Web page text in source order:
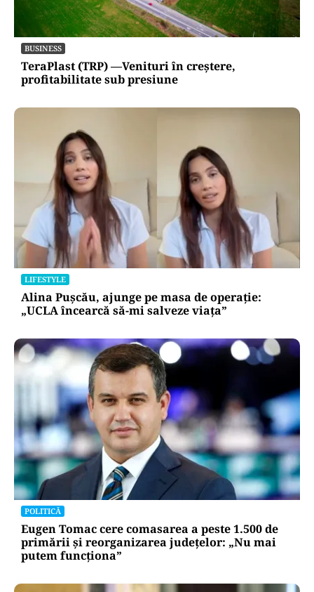
BUSINESS
TeraPlast (TRP) —Venituri în creștere,
profitabilitate sub presiune
LIFESTYLE
Alina Pușcău, ajunge pe masa de operație:
„UCLA încearcă să-mi salveze viața”
POLITICĂ
Eugen Tomac cere comasarea a peste 1.500 de
primării și reorganizarea județelor: „Nu mai
putem funcționa”